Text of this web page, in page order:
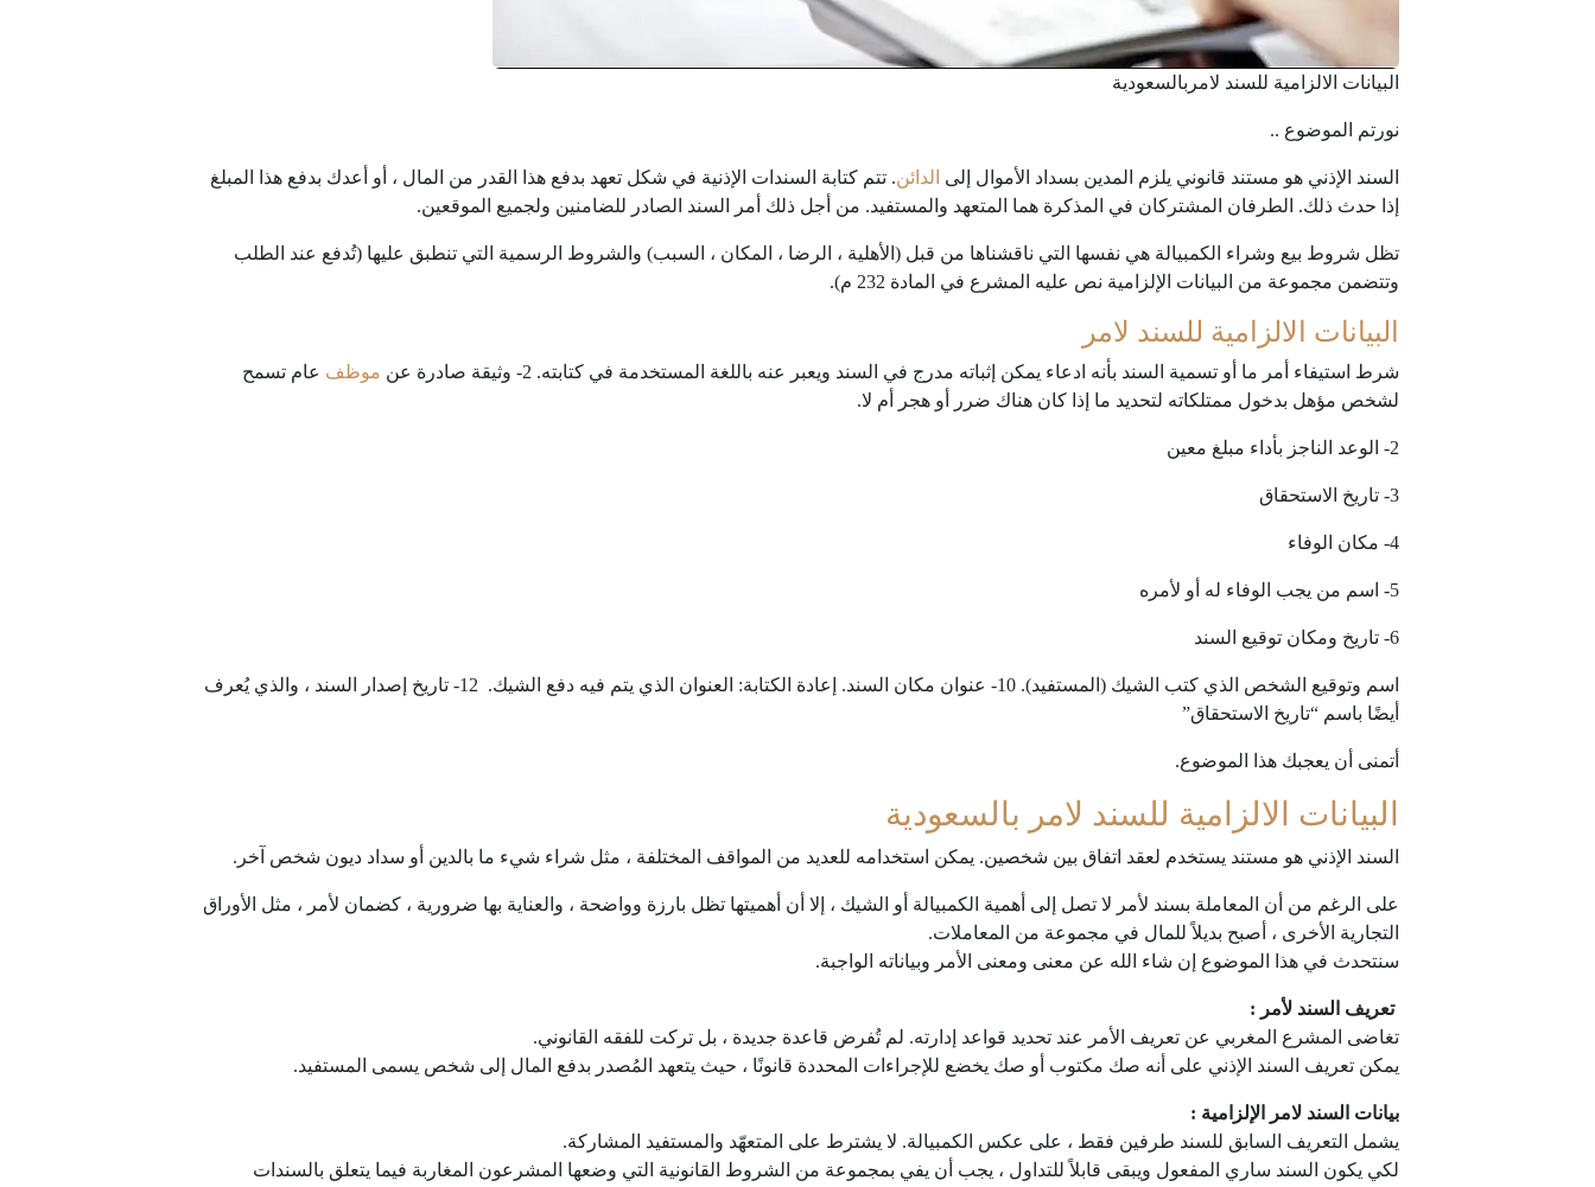
البيانات الالزامية للسند لامربالسعودية
نورتم الموضوع ..
السند الإذني هو مستند قانوني يلزم المدين بسداد الأموال إلى الدائن. تتم كتابة السندات الإذنية في شكل تعهد بدفع هذا القدر من المال ، أو أعدك بدفع هذا المبلغ
إذا حدث ذلك. الطرفان المشتركان في المذكرة هما المتعهد والمستفيد. من أجل ذلك أمر السند الصادر للضامنين ولجميع الموقعين.
تظل شروط بيع وشراء الكمبيالة هي نفسها التي ناقشناها من قبل (الأهلية ، الرضا ، المكان ، السبب) والشروط الرسمية التي تنطبق عليها (تُدفع عند الطلب
وتتضمن مجموعة من البيانات الإلزامية نص عليه المشرع في المادة 232 م).
البيانات الالزامية للسند لامر
شرط استيفاء أمر ما أو تسمية السند بأنه ادعاء يمكن إثباته مدرج في السند ويعبر عنه باللغة المستخدمة في كتابته. 2- وثيقة صادرة عن موظف عام تسمح
لشخص مؤهل بدخول ممتلكاته لتحديد ما إذا كان هناك ضرر أو هجر أم لا.
2- الوعد الناجز بأداء مبلغ معين
3- تاريخ الاستحقاق
4- مكان الوفاء
5- اسم من يجب الوفاء له أو لأمره
6- تاريخ ومكان توقيع السند
اسم وتوقيع الشخص الذي كتب الشيك (المستفيد). 10- عنوان مكان السند. إعادة الكتابة: العنوان الذي يتم فيه دفع الشيك. 12- تاريخ إصدار السند ، والذي يُعرف
أيضًا باسم “تاريخ الاستحقاق”
أتمنى أن يعجبك هذا الموضوع.
البيانات الالزامية للسند لامر بالسعودية
السند الإذني هو مستند يستخدم لعقد اتفاق بين شخصين. يمكن استخدامه للعديد من المواقف المختلفة ، مثل شراء شيء ما بالدين أو سداد ديون شخص آخر.
على الرغم من أن المعاملة بسند لأمر لا تصل إلى أهمية الكمبيالة أو الشيك ، إلا أن أهميتها تظل بارزة وواضحة ، والعناية بها ضرورية ، كضمان لأمر ، مثل الأوراق
التجارية الأخرى ، أصبح بديلاً للمال في مجموعة من المعاملات.
سنتحدث في هذا الموضوع إن شاء الله عن معنى ومعنى الأمر وبياناته الواجبة.
تعريف السند لأمر :
تغاضى المشرع المغربي عن تعريف الأمر عند تحديد قواعد إدارته. لم تُفرض قاعدة جديدة ، بل تركت للفقه القانوني.
يمكن تعريف السند الإذني على أنه صك مكتوب أو صك يخضع للإجراءات المحددة قانونًا ، حيث يتعهد المُصدر بدفع المال إلى شخص يسمى المستفيد.
بيانات السند لامر الإلزامية :
يشمل التعريف السابق للسند طرفين فقط ، على عكس الكمبيالة. لا يشترط على المتعهّد والمستفيد المشاركة.
لكي يكون السند ساري المفعول ويبقى قابلاً للتداول ، يجب أن يفي بمجموعة من الشروط القانونية التي وضعها المشرعون المغاربة فيما يتعلق بالسندات